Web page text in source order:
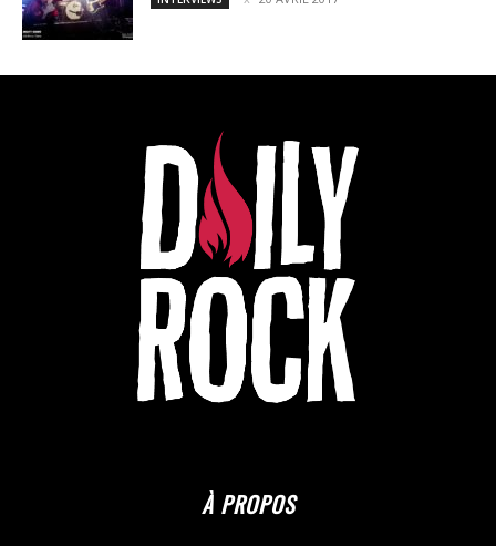
À PROPOS